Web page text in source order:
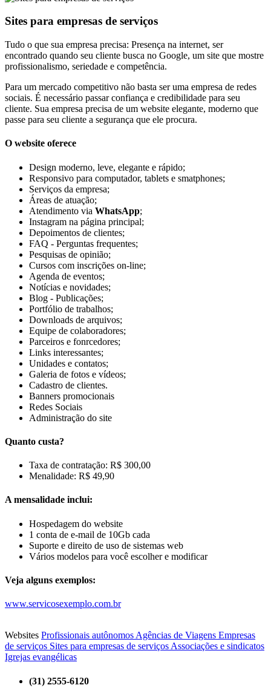
Sites para empresas de serviços
Tudo o que sua empresa precisa: Presença na internet, ser
encontrado quando seu cliente busca no Google, um site que mostre
profissionalismo, seriedade e competência.
Para um mercado competitivo não basta ser uma empresa de redes
sociais. É necessário passar confiança e credibilidade para seu
cliente. Sua empresa precisa de um website elegante, moderno que
passe para seu cliente a segurança que ele procura.
O website oferece
Design moderno, leve, elegante e rápido;
Responsivo para computador, tablets e smatphones;
Serviços da empresa;
Áreas de atuação;
Atendimento via WhatsApp;
Instagram na página principal;
Depoimentos de clientes;
FAQ - Perguntas frequentes;
Pesquisas de opinião;
Cursos com inscrições on-line;
Agenda de eventos;
Notícias e novidades;
Blog - Publicações;
Portfólio de trabalhos;
Downloads de arquivos;
Equipe de colaboradores;
Parceiros e fonrcedores;
Links interessantes;
Unidades e contatos;
Galeria de fotos e vídeos;
Cadastro de clientes.
Banners promocionais
Redes Sociais
Administração do site
Quanto custa?
Taxa de contratação: R$ 300,00
Menalidade: R$ 49,90
A mensalidade inclui:
Hospedagem do website
1 conta de e-mail de 10Gb cada
Suporte e direito de uso de sistemas web
Vários modelos para você escolher e modificar
Veja alguns exemplos:
www.servicosexemplo.com.br
Websites Profissionais autônomos Agências de Viagens Empresas
de serviços Sites para empresas de serviços Associações e sindicatos
Igrejas evangélicas
(31) 2555-6120